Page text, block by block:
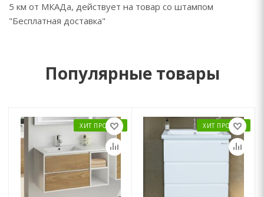
5 км от МКАДа, действует на товар со штампом
"Бесплатная доставка"
Популярные товары
ХИТ ПРОДАЖ ХИТ ПРОДАЖ